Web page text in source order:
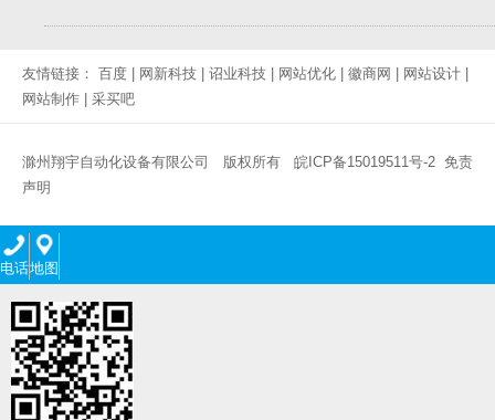
友情链接： 百度 网新科技 诏业科技 网站优化 徽商网 网站设计
网站制作
采买吧
滁州翔宇自动化设备有限公司 版权所有 皖ICP备15019511号-2 免责
声明
电话地图